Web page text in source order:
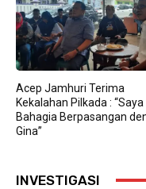
Acep Jamhuri Terima
Kekalahan Pilkada : “Saya
Bahagia Berpasangan
Gina”
INVESTIGASI